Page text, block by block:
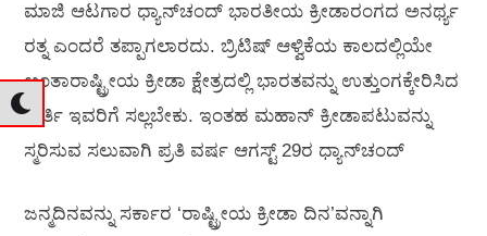
ಮಾಜಿ ಆಟಗಾರ ಧ್ಯಾನ್‌ಚಂದ್ ಭಾರತೀಯ ಕ್ರೀಡಾರಂಗದ ಅನರ್ಥ್ಯ
ರತ್ನ ಎಂದರೆ ತಪ್ಪಾಗಲಾರದು. ಬ್ರಿಟಿಷ್ ಆಳ್ವಿಕೆಯ ಕಾಲದಲ್ಲಿಯೇ
ಅಂತಾರಾಷ್ಟ್ರೀಯ ಕ್ರೀಡಾ ಕ್ಷೇತ್ರದಲ್ಲಿ ಭಾರತವನ್ನು ಉತ್ತುಂಗಕ್ಕೇರಿಸಿದ
ಕೀರ್ತಿ ಇವರಿಗೆ ಸಲ್ಲಬೇಕು. ಇಂತಹ ಮಹಾನ್ ಕ್ರೀಡಾಪಟುವನ್ನು
ಸ್ಮರಿಸುವ ಸಲುವಾಗಿ ಪ್ರತಿ ವರ್ಷ ಆಗಸ್ಟ್ 29ರ ಧ್ಯಾನ್‌ಚಂದ್
ಜನ್ಮದಿನವನ್ನು ಸರ್ಕಾರ ‘ರಾಷ್ಟ್ರೀಯ ಕ್ರೀಡಾ ದಿನ’ವನ್ನಾಗಿ